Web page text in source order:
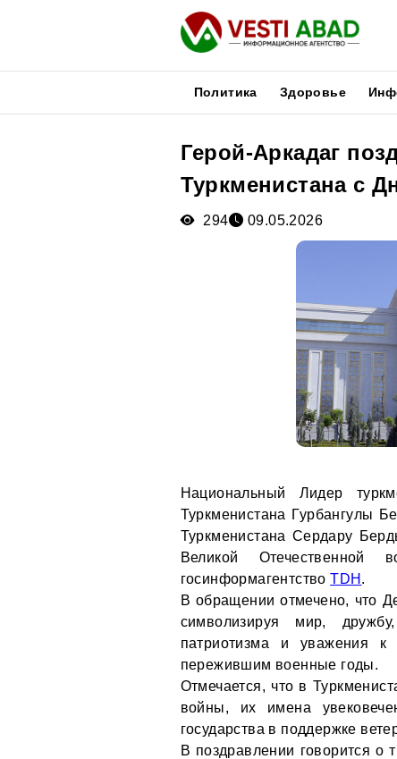
Политика Здоровье
Герой-Аркадаг
Туркменистана с
294 09.05.2026
Национальный Лидер
Туркменистана Гурбангулы
Туркменистана Сердару
Великой
госинформагентствоTDH .
В обращении отмечено, что
символизируя мир,
патриотизма и уважения
пережившим военные годы.
Отмечается, что в
войны, их имена
государства в поддержке
В поздравлении говорится о